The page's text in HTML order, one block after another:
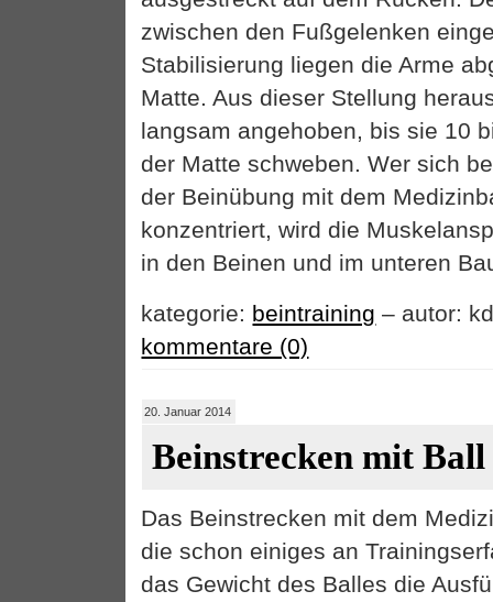
zwischen den Fußgelenken
Stabilisierung liegen die Arme
Matte. Aus dieser Stellung
langsam angehoben, bis sie 10
der Matte schweben. Wer sich
der Beinübung mit dem
konzentriert, wird die
in den Beinen und im unteren
kategorie: beintraining – autor:
kommentare (0)
20. Januar 2014
Beinstrecken mit Ball
Das Beinstrecken mit dem
die schon einiges an
das Gewicht des Balles die